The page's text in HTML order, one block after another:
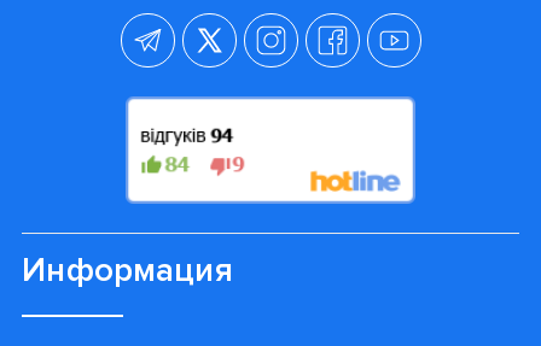
Информация